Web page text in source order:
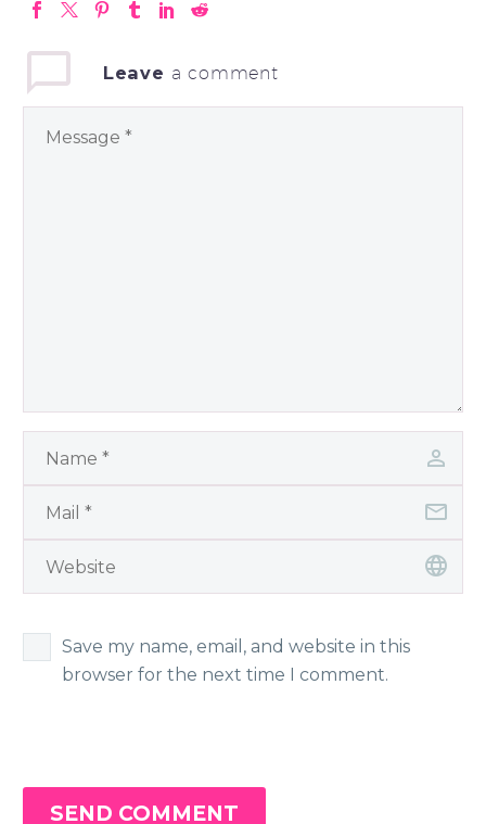
Leave a comment
Save my name, email, and website in this
browser for the next time I comment.
SEND COMMENT